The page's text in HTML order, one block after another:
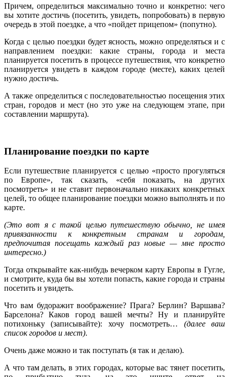
Причем, определиться максимально точно и конкретно: чего
вы хотите достичь (посетить, увидеть, попробовать) в первую
очередь в этой поездке, а что «пойдет прицепом» (попутно).
Когда с целью поездки будет ясность, можно определяться и с
направлением поездки: какие страны, города и места
планируется посетить в процессе путешествия, что конкретно
планируется увидеть в каждом городе (месте), каких целей
нужно достичь.
А также определиться с последовательностью посещения этих
стран, городов и мест (но это уже на следующем этапе, при
составлении маршрута).
Планирование поездки по карте
Если путешествие планируется с целью «просто прогуляться
по Европе», так сказать, «себя показать, на других
посмотреть» и не ставит первоначально никаких конкретных
целей, то общее планирование поездки можно выполнять и по
карте.
(Это вот я с такой целью путешествую обычно, не имея
привязанности к конкретным странам и городам,
предпочитая посещать каждый раз новые — мне просто
интересно.)
Тогда открывайте как-нибудь вечерком карту Европы в Гугле,
и смотрите, куда бы вы хотели попасть, какие города и страны
посетить и увидеть.
Что вам будоражит воображение? Прага? Берлин? Варшава?
Барселона? Каков город вашей мечты? Ну и планируйте
потихоньку (записывайте): хочу посмотреть… (далее ваш
список городов и мест).
Очень даже можно и так поступать (я так и делаю).
А что там делать, в этих городах, которые вас тянет посетить,